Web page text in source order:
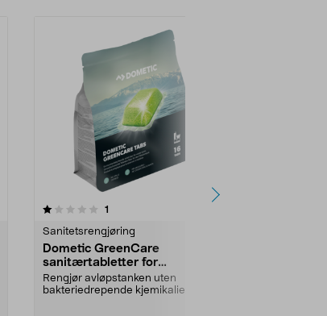
1
Sanitetsrengjøring
Dometic GreenCare
sanitærtabletter for
avløpstank, 16 tabletter
Rengjør avløpstanken uten
bakteriedrepende kjemikalier – 1